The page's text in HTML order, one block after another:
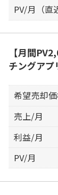
PV/月（直
【月間
チングアプ
希望売却
売上/月
利益/月
PV/月